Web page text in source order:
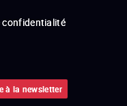
confidentialité
à la newsletter